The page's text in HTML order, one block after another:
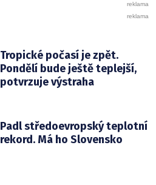
Tropické počasí je zpět.
Pondělí bude ještě teplejší,
potvrzuje výstraha
Padl středoevropský teplotní
rekord. Má ho Slovensko